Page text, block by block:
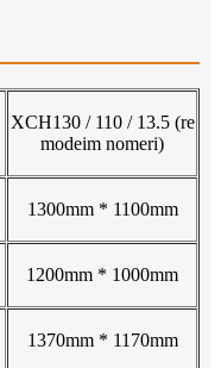
XCH130 / 110 / 13.5 (re
modeim nomeri)
1300mm * 1100mm
1200mm * 1000mm
1370mm * 1170mm